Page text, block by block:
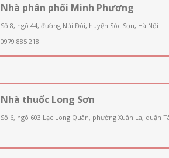
Nhà phân phối Minh Phương
Số 8, ngõ 44, đường Núi Đôi, huyện Sóc Sơn, Hà Nội
0979 885 218
Nhà thuốc Long Sơn
Số 6, ngõ 603 Lạc Long Quân, phường Xuân La, quận